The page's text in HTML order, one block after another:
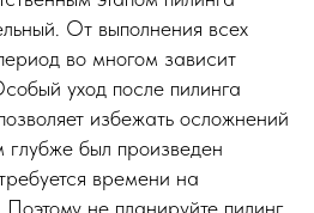
От выполнения всех
во многом зависит
уход после пилинга
избежать осложнений
был произведен
времени на